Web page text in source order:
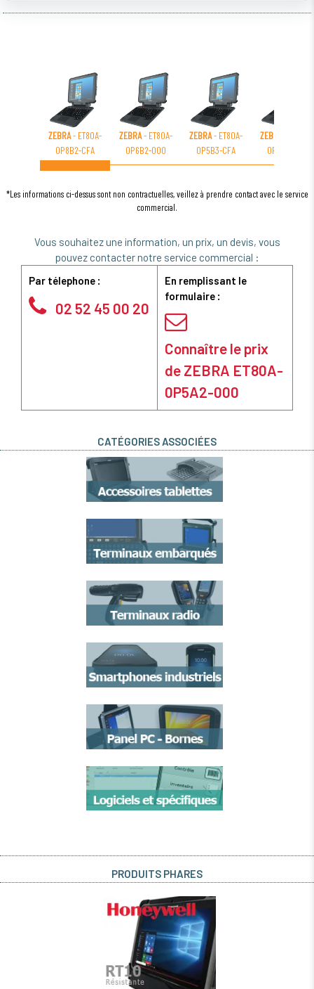
ZEBRA- ET80A-
0P8B2-CFA
ZEBRA- ET80A-
0P6B2-000
ZEBRA- ET80A-
0P5B3-CFA
ZEBRA
0P5B2-CFA
*Les informations ci-dessus sont non contractuelles, veillez à prendre contact avec le service
commercial.
Vous souhaitez une information, un prix, un devis, vous
pouvez contacter notre service commercial :
Par télephone :
02 52 45 00 20
En remplissant le
formulaire :
Connaître le prix
de ZEBRA ET80A-
0P5A2-000
CATÉGORIES ASSOCIÉES
PRODUITS PHARES